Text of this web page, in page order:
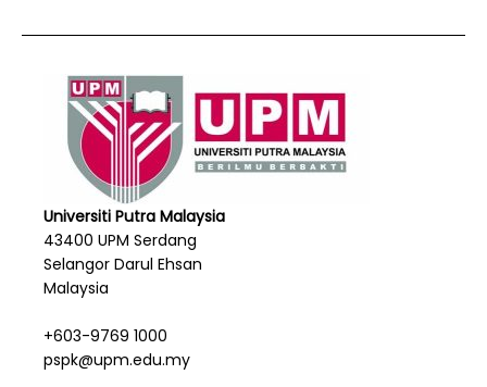
Universiti Putra Malaysia
43400 UPM Serdang
Selangor Darul Ehsan
Malaysia
+603-9769 1000
pspk@upm.edu.my